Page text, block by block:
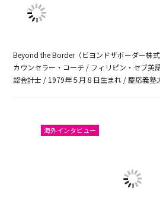
Beyond the Border（ビヨンドザボーダー株
カウンセラー・コーチ / フィリピン・セブ英
認会計士 / 1979年５月８日生まれ / 慶応義塾
海外インタビュー